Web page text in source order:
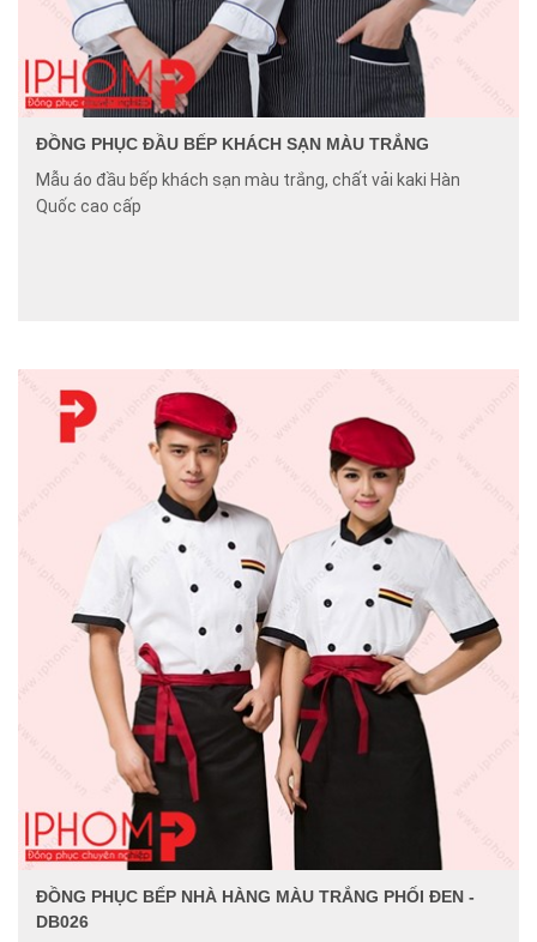
ĐỒNG PHỤC ĐẦU BẾP KHÁCH SẠN MÀU TRẮNG
Mẫu áo đầu bếp khách sạn màu trắng, chất vải kaki Hàn
Quốc cao cấp
ĐỒNG PHỤC BẾP NHÀ HÀNG MÀU TRẮNG PHỐI ĐEN -
DB026